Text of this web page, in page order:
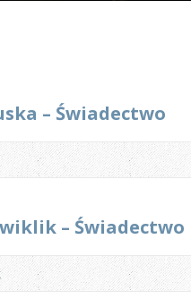
– Świadectwo
– Świadectwo